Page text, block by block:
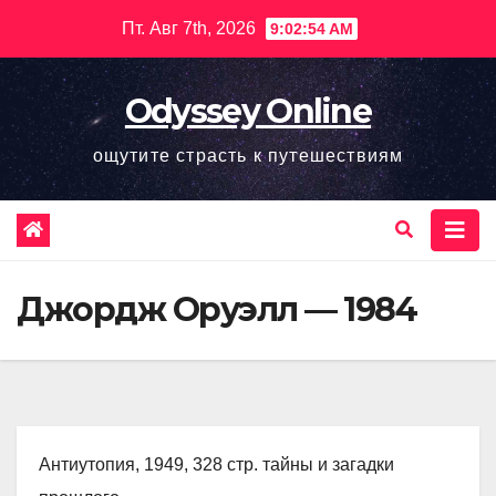
содержимому
Пт. Авг 7th, 2026 9:02:55 AM
Odyssey Online
ощутите страсть к путешествиям
Джордж Оруэлл — 1984
Антиутопия, 1949, 328 стр. тайны и загадки